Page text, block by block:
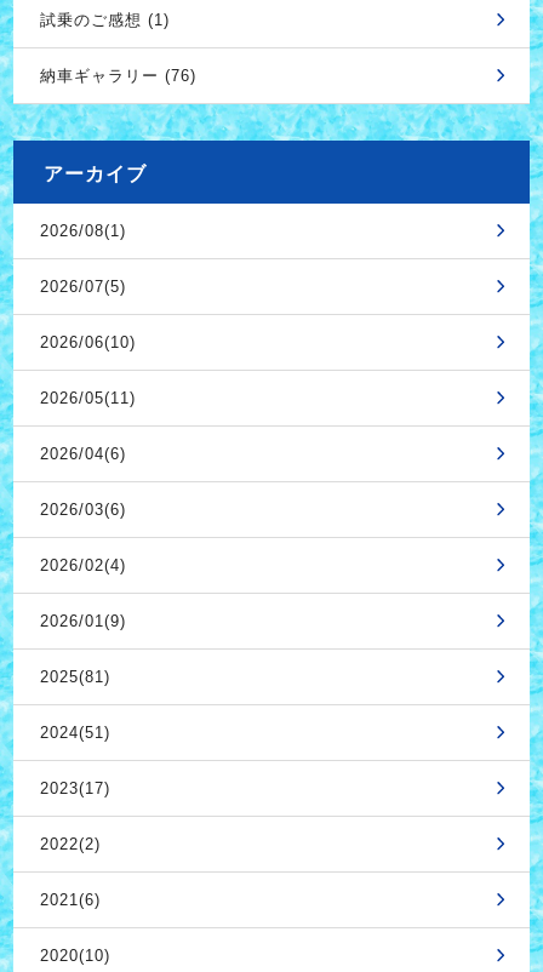
試乗のご感想 (1)
納車ギャラリー (76)
アーカイブ
2026/08(1)
2026/07(5)
2026/06(10)
2026/05(11)
2026/04(6)
2026/03(6)
2026/02(4)
2026/01(9)
2025(81)
2024(51)
2023(17)
2022(2)
2021(6)
2020(10)